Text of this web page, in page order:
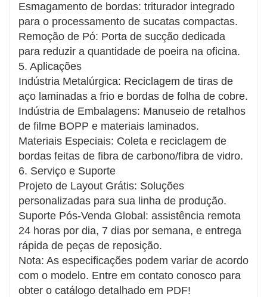
Esmagamento de bordas: triturador integrado
para o processamento de sucatas compactas.
Remoção de Pó: Porta de sucção dedicada
para reduzir a quantidade de poeira na oficina.
5. Aplicações
Indústria Metalúrgica: Reciclagem de tiras de
aço laminadas a frio e bordas de folha de cobre.
Indústria de Embalagens: Manuseio de retalhos
de filme BOPP e materiais laminados.
Materiais Especiais: Coleta e reciclagem de
bordas feitas de fibra de carbono/fibra de vidro.
6. Serviço e Suporte
Projeto de Layout Grátis: Soluções
personalizadas para sua linha de produção.
Suporte Pós-Venda Global: assistência remota
24 horas por dia, 7 dias por semana, e entrega
rápida de peças de reposição.
Nota: As especificações podem variar de acordo
com o modelo. Entre em contato conosco para
obter o catálogo detalhado em PDF!